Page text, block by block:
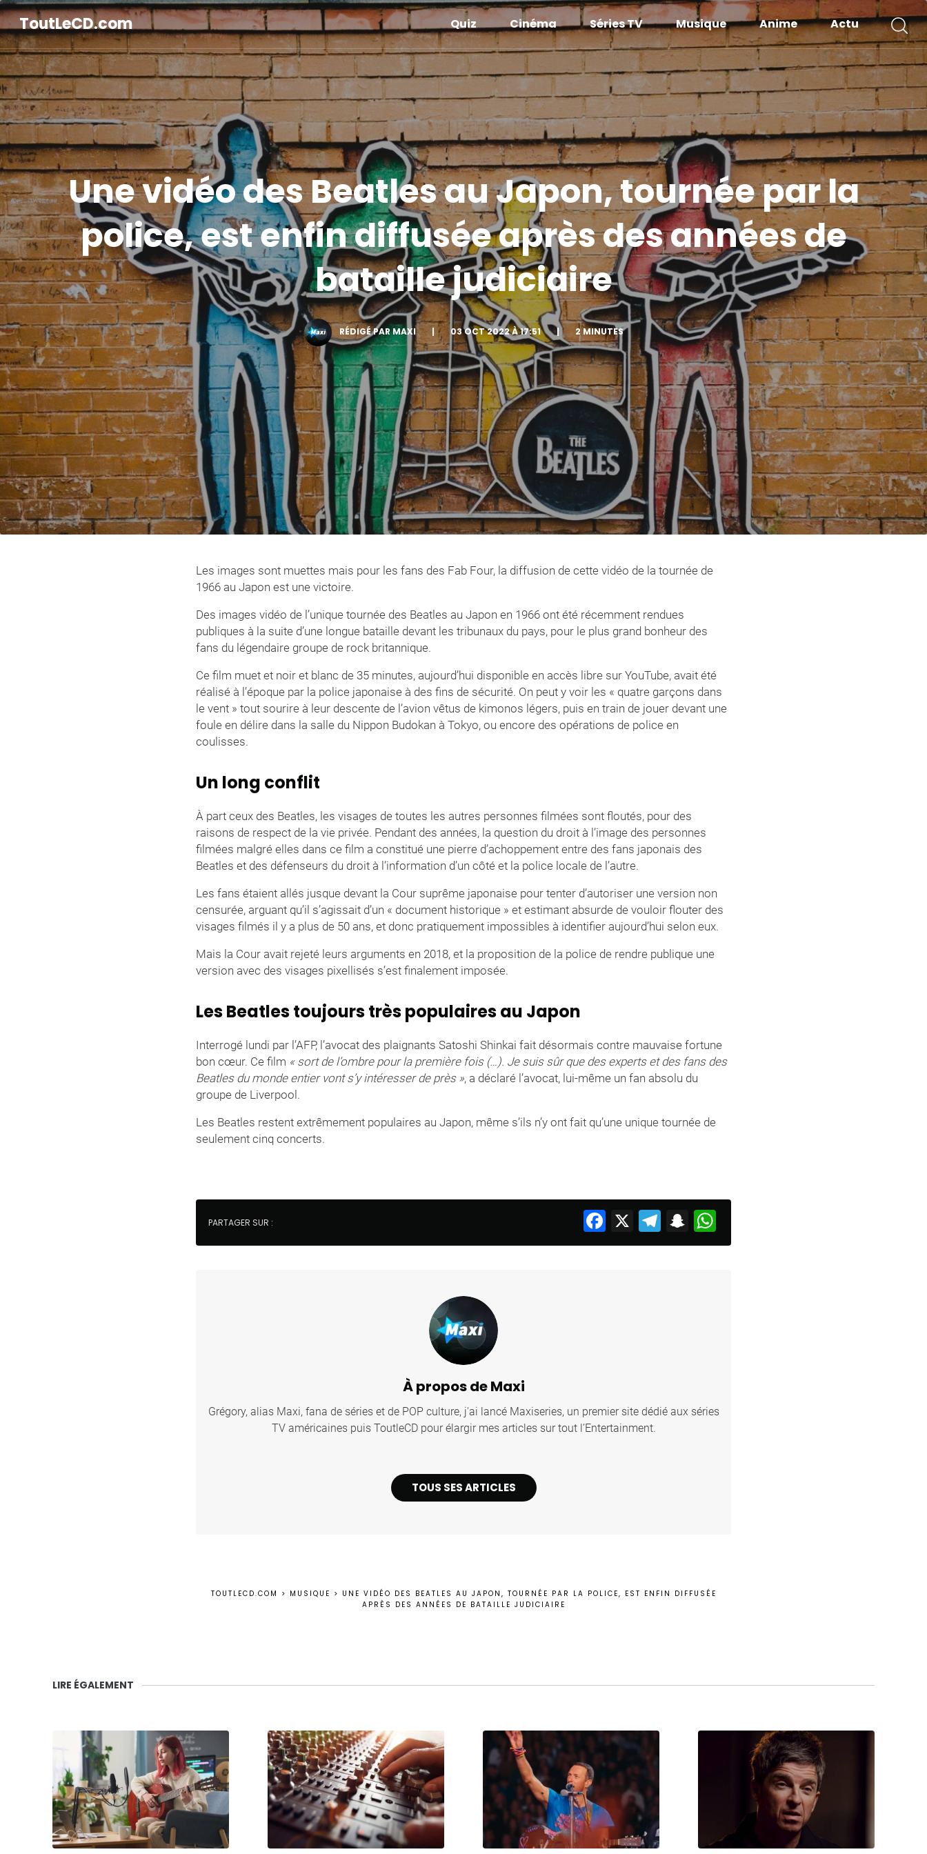
ToutLeCD.com Quiz Cinéma Séries TV Musique Anime Actu
Une vidéo des Beatles au Japon, tournée par la
police, est enfin diffusée après des années de
bataille judiciaire
RÉDIGÉ PAR MAXI | 03 OCT 2022 À 17:51 | 2 MINUTES
Les images sont muettes mais pour les fans des Fab Four, la diffusion de cette vidéo de la tournée de
1966 au Japon est une victoire.
Des images vidéo de l’unique tournée des Beatles au Japon en 1966 ont été récemment rendues
publiques à la suite d’une longue bataille devant les tribunaux du pays, pour le plus grand bonheur des
fans du légendaire groupe de rock britannique.
Ce film muet et noir et blanc de 35 minutes, aujourd’hui disponible en accès libre sur YouTube, avait été
réalisé à l’époque par la police japonaise à des fins de sécurité. On peut y voir les « quatre garçons dans
le vent » tout sourire à leur descente de l’avion vêtus de kimonos légers, puis en train de jouer devant une
foule en délire dans la salle du Nippon Budokan à Tokyo, ou encore des opérations de police en
coulisses.
Un long conflit
À part ceux des Beatles, les visages de toutes les autres personnes filmées sont floutés, pour des
raisons de respect de la vie privée. Pendant des années, la question du droit à l’image des personnes
filmées malgré elles dans ce film a constitué une pierre d’achoppement entre des fans japonais des
Beatles et des défenseurs du droit à l’information d’un côté et la police locale de l’autre.
Les fans étaient allés jusque devant la Cour suprême japonaise pour tenter d’autoriser une version non
censurée, arguant qu’il s’agissait d’un « document historique » et estimant absurde de vouloir flouter des
visages filmés il y a plus de 50 ans, et donc pratiquement impossibles à identifier aujourd’hui selon eux.
Mais la Cour avait rejeté leurs arguments en 2018, et la proposition de la police de rendre publique une
version avec des visages pixellisés s’est finalement imposée.
Les Beatles toujours très populaires au Japon
Interrogé lundi par l’AFP, l’avocat des plaignants Satoshi Shinkai fait désormais contre mauvaise fortune
bon cœur. Ce film « sort de l’ombre pour la première fois (…). Je suis sûr que des experts et des fans des
Beatles du monde entier vont s’y intéresser de près », a déclaré l’avocat, lui-même un fan absolu du
groupe de Liverpool.
Les Beatles restent extrêmement populaires au Japon, même s’ils n’y ont fait qu’une unique tournée de
seulement cinq concerts.
PARTAGER SUR : Facebook
X Telegram
Snapchat
À propos de Maxi
Grégory, alias Maxi, fana de séries et de POP culture, j'ai lancé Maxiseries, un premier site dédié aux séries
TV américaines puis ToutleCD pour élargir mes articles sur tout l’Entertainment.
TOUS SES ARTICLES
TOUTLECD.COM > MUSIQUE > UNE VIDÉO DES BEATLES AU JAPON, TOURNÉE PAR LA POLICE, EST ENFIN DIFFUSÉE
APRÈS DES ANNÉES DE BATAILLE JUDICIAIRE
LIRE ÉGALEMENT